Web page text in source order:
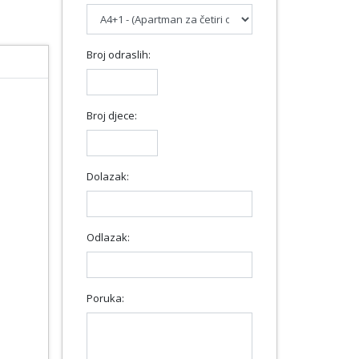
Broj odraslih:
Broj djece:
Dolazak:
Odlazak:
Poruka: